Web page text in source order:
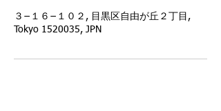
３−１６−１０２, 目黒区自由が丘２丁目,
Tokyo 1520035, JPN